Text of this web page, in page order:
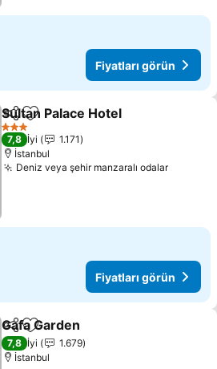
Fiyatları görün
PaylaşFavorilerime ekle
Sultan Palace Hotel
3 Yıldız
7,8 İyi
1.171
İstanbul
Deniz veya şehir manzaralı odalar
Fiyatları görün
PaylaşFavorilerime ekle
Gafa Garden
7,8 İyi
1.679
İstanbul